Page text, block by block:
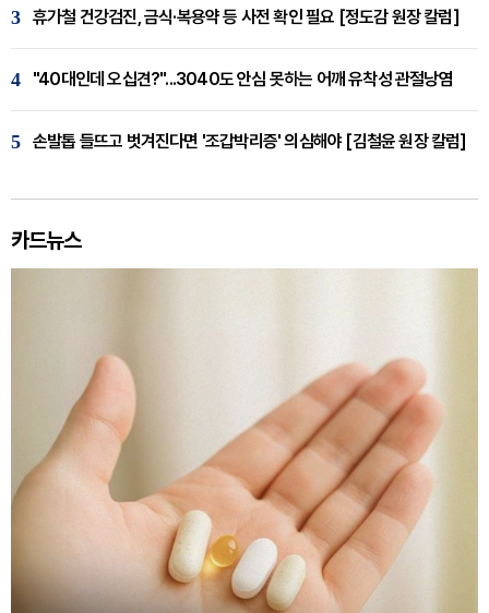
3 휴가철 건강검진, 금식·복용약 등 사전 확인 필요 [정도감 원장 칼럼]
4 "40대인데 오십견?"...3040도 안심 못하는 어깨 유착성 관절낭염
5 손발톱 들뜨고 벗겨진다면 '조갑박리증' 의심해야 [김철윤 원장 칼럼]
카드뉴스